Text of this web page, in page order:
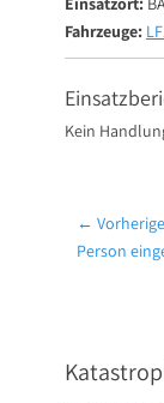
Fahrzeuge:
Kein
←
Vorheriger
Person